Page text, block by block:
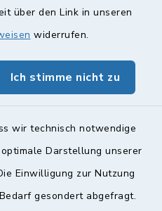
über den Link in unseren
widerrufen.
Ich stimme nicht zu
wir technisch notwendige
Darstellung unserer
Einwilligung zur Nutzung
gesondert abgefragt.